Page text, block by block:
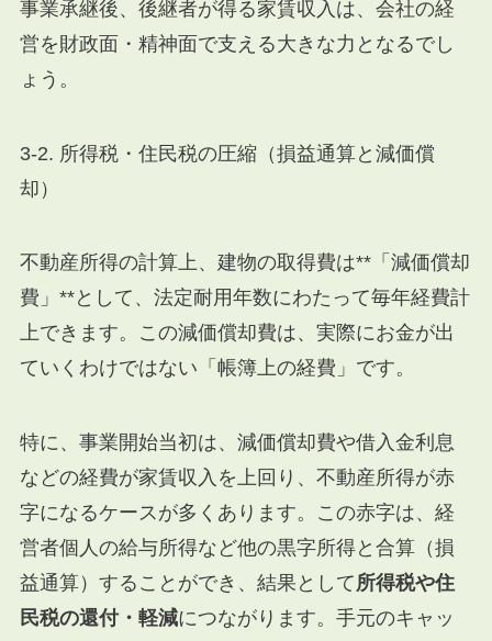
事業承継後、後継者が得る家賃収入は、会社の経
営を財政面・精神面で支える大きな力となるでし
ょう。
3-2. 所得税・住民税の圧縮（損益通算と減価償
却）
不動産所得の計算上、建物の取得費は**「減価償却
費」**として、法定耐用年数にわたって毎年経費計
上できます。この減価償却費は、実際にお金が出
ていくわけではない「帳簿上の経費」です。
特に、事業開始当初は、減価償却費や借入金利息
などの経費が家賃収入を上回り、不動産所得が赤
字になるケースが多くあります。この赤字は、経
営者個人の給与所得など他の黒字所得と合算（損
益通算）することができ、結果として所得税や住
民税の還付・軽減につながります。手元のキャッ